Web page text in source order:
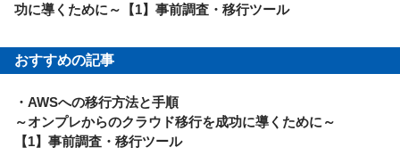
功に導くために～【1】事前調査・移行ツール
おすすめの記事
・AWSへの移行方法と手順
～オンプレからのクラウド移行を成功に導くために～
【1】事前調査・移行ツール